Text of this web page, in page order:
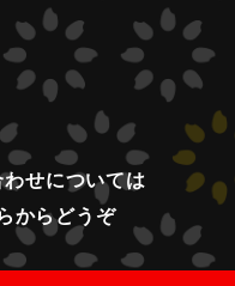
わせについては
からどうぞ